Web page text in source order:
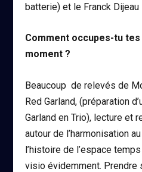
batterie) et le Franck Dijeau
Comment occupes-tu
moment ?
Beaucoup de relevés de
Red Garland, (préparation
Garland en Trio), lecture et
autour de l’harmonisation
l’histoire de l’espace
visio évidemment. Prendre